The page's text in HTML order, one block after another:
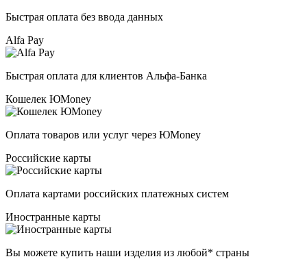
Быстрая оплата без ввода данных
Alfa Pay
Быстрая оплата для клиентов Альфа-Банка
Кошелек ЮMoney
Оплата товаров или услуг через ЮMoney
Российские карты
Оплата картами российских платежных систем
Иностранные карты
Вы можете купить наши изделия из любой* страны